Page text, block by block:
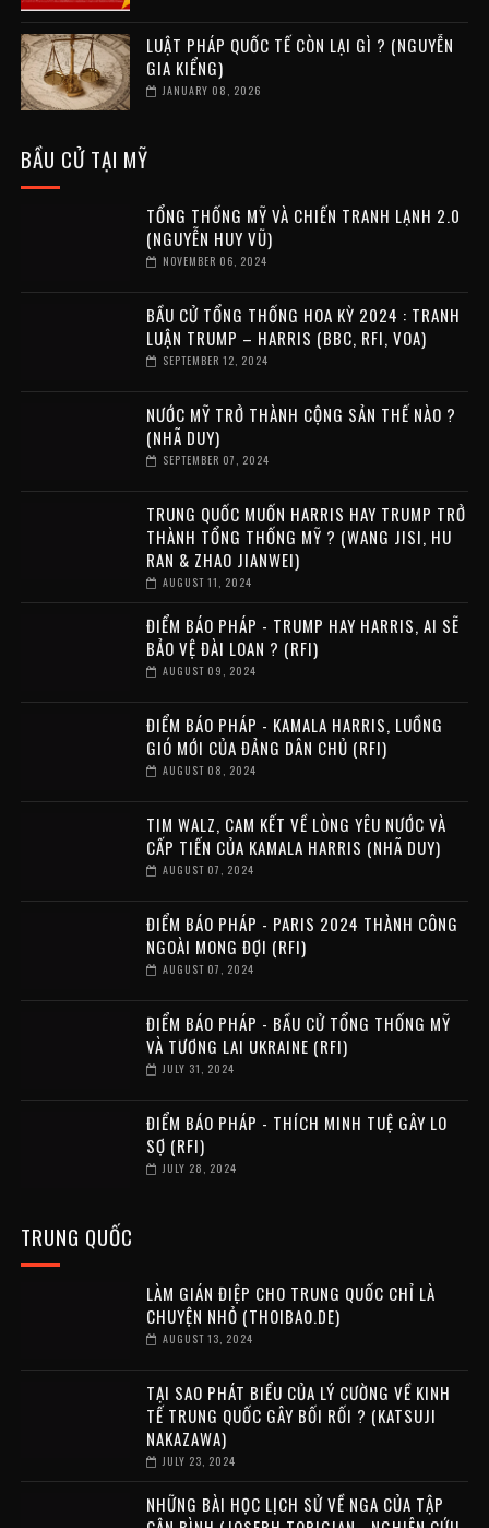
LUẬT PHÁP QUỐC TẾ CÒN LẠI GÌ ? (NGUYỄN
GIA KIỂNG)
JANUARY 08, 2026
BẦU CỬ TẠI MỸ
TỔNG THỐNG MỸ VÀ CHIẾN TRANH LẠNH 2.0
(NGUYỄN HUY VŨ)
NOVEMBER 06, 2024
BẦU CỬ TỔNG THỐNG HOA KỲ 2024 : TRANH
LUẬN TRUMP – HARRIS (BBC, RFI, VOA)
SEPTEMBER 12, 2024
NƯỚC MỸ TRỞ THÀNH CỘNG SẢN THẾ NÀO ?
(NHÃ DUY)
SEPTEMBER 07, 2024
TRUNG QUỐC MUỐN HARRIS HAY TRUMP TRỞ
THÀNH TỔNG THỐNG MỸ ? (WANG JISI, HU
RAN & ZHAO JIANWEI)
AUGUST 11, 2024
ĐIỂM BÁO PHÁP - TRUMP HAY HARRIS, AI SẼ
BẢO VỆ ĐÀI LOAN ? (RFI)
AUGUST 09, 2024
ĐIỂM BÁO PHÁP - KAMALA HARRIS, LUỒNG
GIÓ MỚI CỦA ĐẢNG DÂN CHỦ (RFI)
AUGUST 08, 2024
TIM WALZ, CAM KẾT VỀ LÒNG YÊU NƯỚC VÀ
CẤP TIẾN CỦA KAMALA HARRIS (NHÃ DUY)
AUGUST 07, 2024
ĐIỂM BÁO PHÁP - PARIS 2024 THÀNH CÔNG
NGOÀI MONG ĐỢI (RFI)
AUGUST 07, 2024
ĐIỂM BÁO PHÁP - BẦU CỬ TỔNG THỐNG MỸ
VÀ TƯƠNG LAI UKRAINE (RFI)
JULY 31, 2024
ĐIỂM BÁO PHÁP - THÍCH MINH TUỆ GÂY LO
SỢ (RFI)
JULY 28, 2024
TRUNG QUỐC
LÀM GIÁN ĐIỆP CHO TRUNG QUỐC CHỈ LÀ
CHUYỆN NHỎ (THOIBAO.DE)
AUGUST 13, 2024
TẠI SAO PHÁT BIỂU CỦA LÝ CƯỜNG VỀ KINH
TẾ TRUNG QUỐC GÂY BỐI RỐI ? (KATSUJI
NAKAZAWA)
JULY 23, 2024
NHỮNG BÀI HỌC LỊCH SỬ VỀ NGA CỦA TẬP